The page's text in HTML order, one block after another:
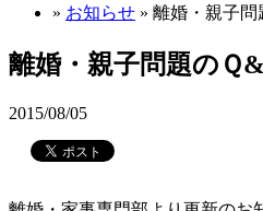
» お知らせ » 離婚・親子
離婚・親子問題のＱ
2015/08/05